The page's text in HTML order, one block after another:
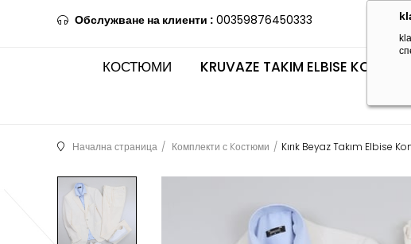
Обслужване на клиенти : 00359876450333
КОСТЮМИ KRUVAZE TAKIM ELBISE
Начална страница Комплекти с Kостюми Kırık Beyaz Takım Elbise